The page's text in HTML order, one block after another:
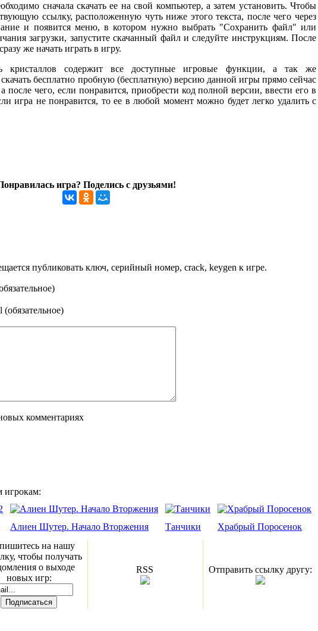
сначала скачать ее на свой компьютер, а затем установить. Чтобы
ссылку, расположенную чуть ниже этого текста, после чего через
и появится меню, в котором нужно выбрать "Сохранить файл" или
загрузки, запустите скачанный файл и следуйте инструкциям. После
же начать играть в игру.
кристаллов содержит все доступные игровые функции, а так же
бесплатно пробную (бесплатную) версию данной игры прямо сейчас
после чего, если понравится, приобрести код полной версии, ввести его в
игра не понравится, то ее в любой момент можно будет легко удалить с
игра? Поделись с друзьями!
публиковать ключ, серийный номер, crack, keygen к игре.
(обязательное)
комментариях
игрокам:
Алиен Шутер. Начало Вторжения Танчики
Храбрый Поросенок
на нашу
чтобы получать
о выходе
новых игр:
RSS Отправить ссылку другу: